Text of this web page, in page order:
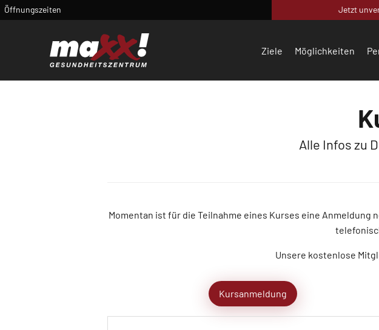
Jetzt
Öffnungszeiten
Ziele Möglichkeiten
Alle Infos zu
Momentan ist für die Teilnahme eines Kurses eine Anmeldung
Unsere kostenlose
Kursanmeldung